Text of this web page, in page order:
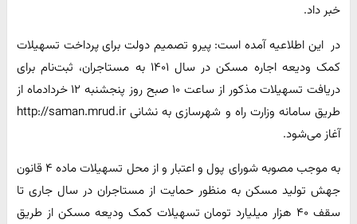
خبر داد.
در این اطلاعیه آمده است: پیرو تصمیم دولت برای پرداخت تسهیلات
کمک ودیعه اجاره مسکن در سال ۱۴۰۱ به مستاجران، ثبت‌نام برای
دریافت تسهیلات مذکور از ساعت ۱۰ صبح روز پنجشنبه ۱۲ خردادماه از
طریق سامانه وزارت راه و شهرسازی به نشانی http://saman.mrud.ir
آغاز می‌شود.
به موجب مصوبه شورای پول و اعتبار و از محل تسهیلات ماده ۴ قانون
جهش تولید مسکن به منظور حمایت از مستاجران در سال جاری تا
سقف ۴۰ هزار میلیارد‌ تومان تسهیلات کمک ودیعه مسکن از طریق